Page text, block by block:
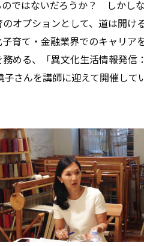
ではないだろうか？ しかし
オプションとして、道は開け
育て・金融業界でのキャリア
める、「異文化生活情報発信
さんを講師に迎えて開催して